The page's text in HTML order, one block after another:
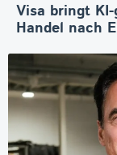
Visa bringt
Handel nach